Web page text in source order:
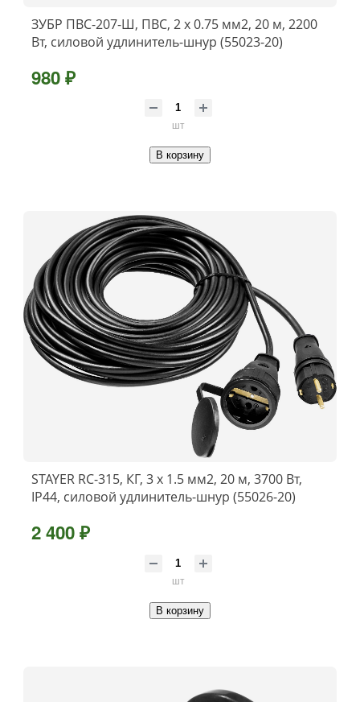
ЗУБР ПВС-207-Ш, ПВС, 2 x 0.75 мм2, 20 м, 2200
Вт, силовой удлинитель-шнур (55023-20)
980 ₽
шт
В корзину
STAYER RC-315, КГ, 3 x 1.5 мм2, 20 м, 3700 Вт,
IP44, силовой удлинитель-шнур (55026-20)
2 400 ₽
шт
В корзину